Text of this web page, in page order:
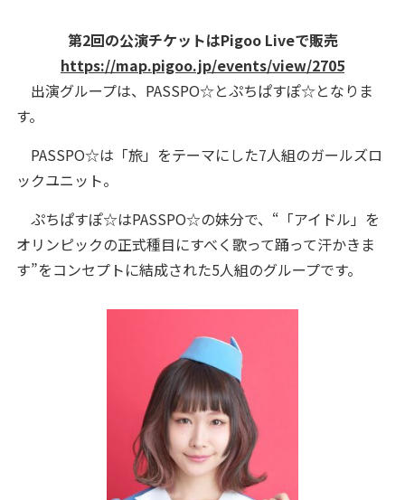
第2回の公演チケットはPigoo Liveで販売
https://map.pigoo.jp/events/view/2705
出演グループは、PASSPO☆とぷちぱすぽ☆となりま
す。
PASSPO☆は「旅」をテーマにした7人組のガールズロ
ックユニット。
ぷちぱすぽ☆はPASSPO☆の妹分で、“「アイドル」を
オリンピックの正式種目にすべく歌って踊って汗かきま
す”をコンセプトに結成された5人組のグループです。